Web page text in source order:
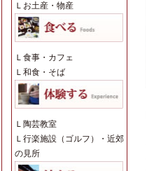
Ｌ お土産・物産
Ｌ 食事・カフェ
Ｌ 和食・そば
Ｌ 陶芸教室
Ｌ 行楽施設（ゴルフ）・近郊
の見所